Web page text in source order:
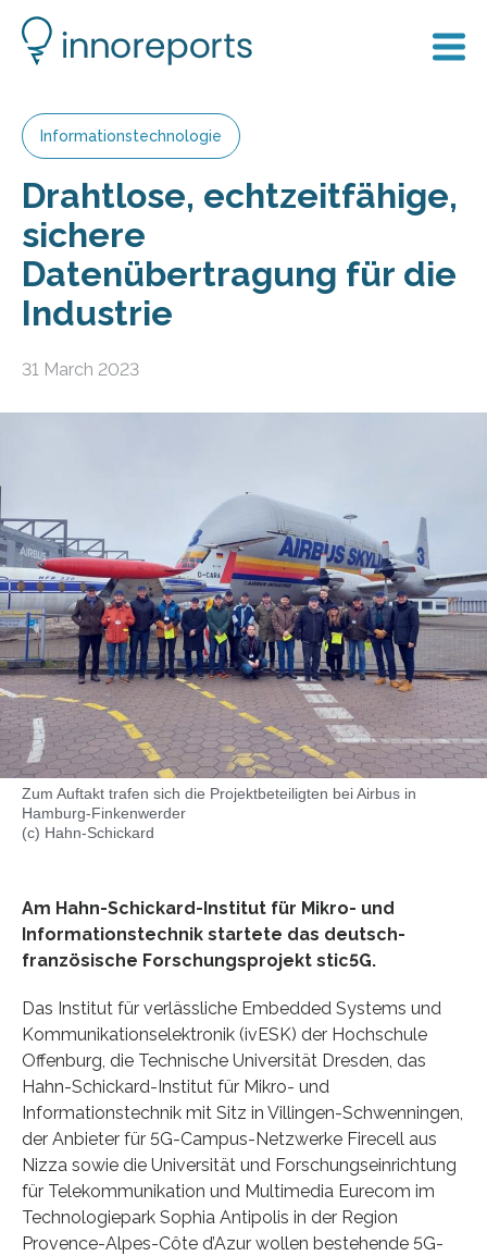
Informationstechnologie
Drahtlose, echtzeitfähige,
sichere
Datenübertragung für die
Industrie
31 March 2023
Zum Auftakt trafen sich die Projektbeteiligten bei Airbus in
Hamburg-Finkenwerder
(c) Hahn-Schickard
Am Hahn-Schickard-Institut für Mikro- und
Informationstechnik startete das deutsch-
französische Forschungsprojekt stic5G.
Das Institut für verlässliche Embedded Systems und
Kommunikationselektronik (ivESK) der Hochschule
Offenburg, die Technische Universität Dresden, das
Hahn-Schickard-Institut für Mikro- und
Informationstechnik mit Sitz in Villingen-Schwenningen,
der Anbieter für 5G-Campus-Netzwerke Firecell aus
Nizza sowie die Universität und Forschungseinrichtung
für Telekommunikation und Multimedia Eurecom im
Technologiepark Sophia Antipolis in der Region
Provence-Alpes-Côte d’Azur wollen bestehende 5G-